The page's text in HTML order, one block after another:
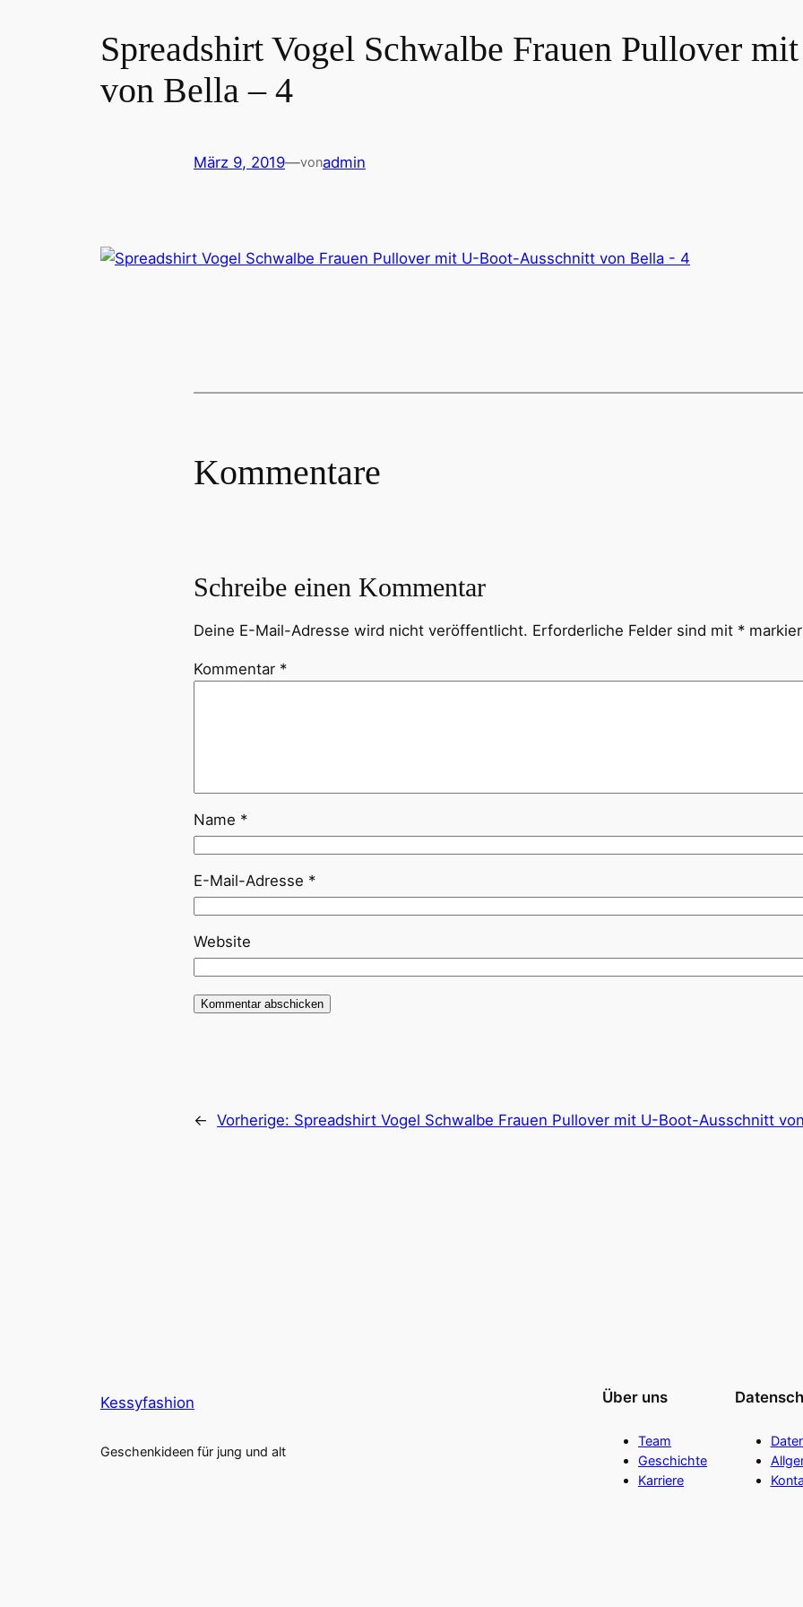
Spreadshirt Vogel Schwalbe Frauen Pullover
von Bella – 4
März 9, 2019—vonadmin
Kommentare
Schreibe einen Kommentar
Deine E-Mail-Adresse wird nicht veröffentlicht. Erforderliche Felder sind mit *
Kommentar *
Name *
E-Mail-Adresse *
Website
← Vorherige: Spreadshirt Vogel Schwalbe Frauen Pullover mit U-Boot-Ausschnitt
Kessyfashion
Geschenkideen für jung und alt
Über uns
Team
Geschichte
Karriere